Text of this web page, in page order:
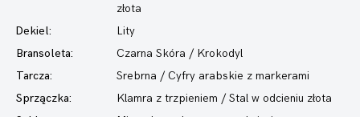
złota
Dekiel:
Lity
Bransoleta:
Czarna Skóra / Krokodyl
Tarcza:
Srebrna / Cyfry arabskie z markerami
Sprzączka:
Klamra z trzpieniem / Stal w odcieniu złota